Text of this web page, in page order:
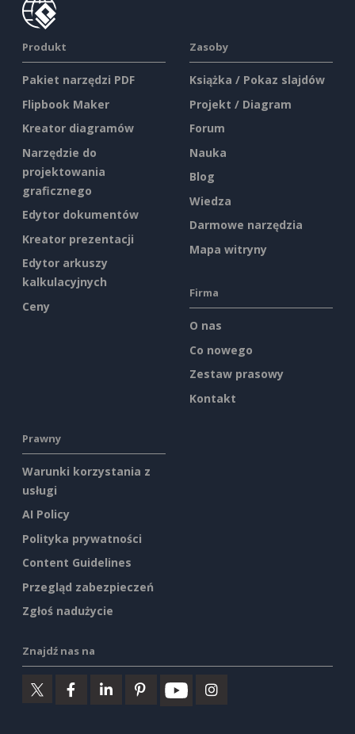
Produkt
Pakiet narzędzi PDF
Flipbook Maker
Kreator diagramów
Narzędzie do
projektowania
graficznego
Edytor dokumentów
Kreator prezentacji
Edytor arkuszy
kalkulacyjnych
Ceny
Zasoby
Książka / Pokaz slajdów
Projekt / Diagram
Forum
Nauka
Blog
Wiedza
Darmowe narzędzia
Mapa witryny
Firma
O nas
Co nowego
Zestaw prasowy
Kontakt
Prawny
Warunki korzystania z
usługi
AI Policy
Polityka prywatności
Content Guidelines
Przegląd zabezpieczeń
Zgłoś nadużycie
Znajdź nas na